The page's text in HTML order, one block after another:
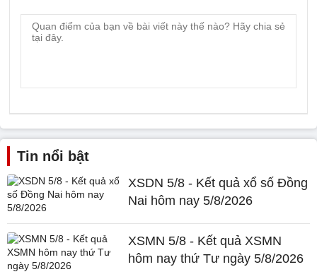
Tin nổi bật
XSDN 5/8 - Kết quả xổ số Đồng
Nai hôm nay 5/8/2026
XSMN 5/8 - Kết quả XSMN
hôm nay thứ Tư ngày 5/8/2026